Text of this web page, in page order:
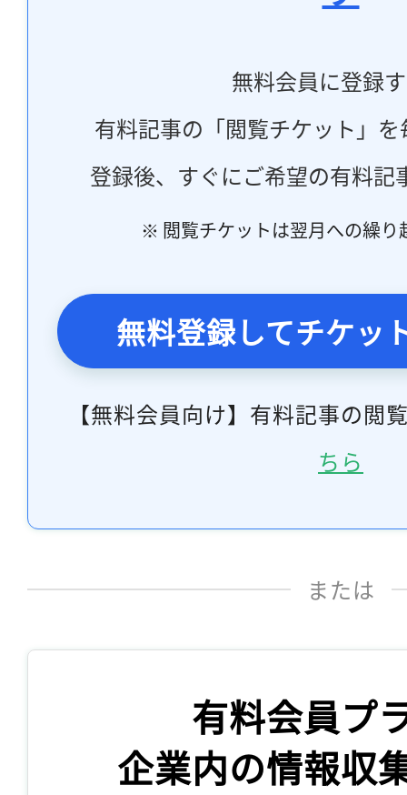
無料会員に登録
有料記事の「閲覧チケット」
登録後、すぐにご希望の有料記
※ 閲覧チケットは翌月への繰り
無料登録してチケッ
【無料会員向け】有料記事の閲
ちら
または
有料会員プ
企業内の情報収